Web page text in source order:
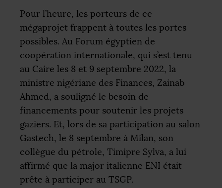
Pour l’heure, les porteurs de ce
mégaprojet frappent à toutes les portes
possibles. Au Forum égyptien de
coopération internationale, qui s’est tenu
au Caire les 8 et 9 septembre 2022, la
ministre nigériane des Finances, Zainab
Ahmed, a souligné le besoin de
financements pour soutenir les projets
gaziers. Et, lors de sa participation au salon
Gastech, le 8 septembre à Milan, son
collègue du pétrole, Timipre Sylva, a lui
affirmé que la major italienne ENI était
prête à participer au TSGP.